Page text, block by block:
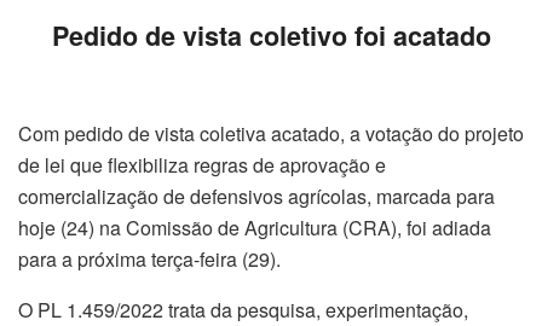
Pedido de vista coletivo foi acatado
Com pedido de vista coletiva acatado, a votação do projeto
de lei que flexibiliza regras de aprovação e
comercialização de defensivos agrícolas, marcada para
hoje (24) na Comissão de Agricultura (CRA), foi adiada
para a próxima terça-feira (29).
O PL 1.459/2022 trata da pesquisa, experimentação,